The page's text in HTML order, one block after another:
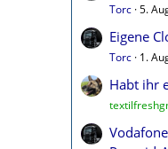
Torc 5.
Eigene
Torc 1.
Habt ihr